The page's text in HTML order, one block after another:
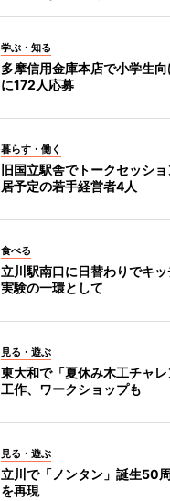
学ぶ・知る
多摩信用金庫本店で小学生
に172人応募
暮らす・働く
旧国立駅舎でトークセッシ
居予定の若手経営者4人
食べる
立川駅南口に日替わりでキ
実験の一環として
見る・遊ぶ
東大和で「夏休み木工チャ
工作、ワークショップも
見る・遊ぶ
立川で「ノンタン」誕生50
を再現